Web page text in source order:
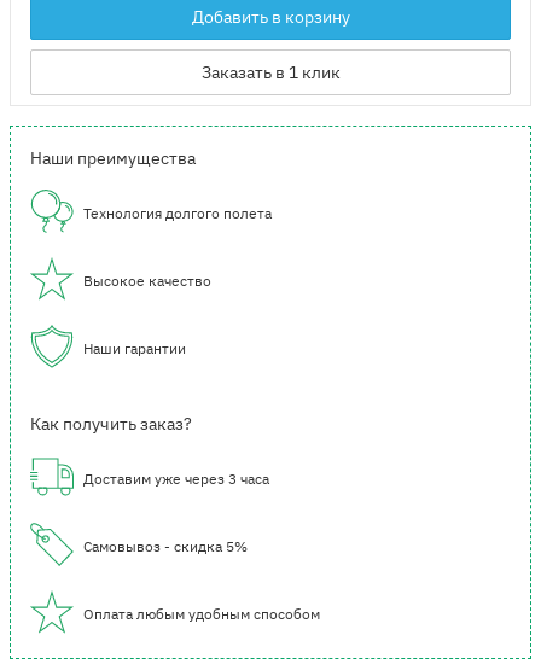
Добавить в корзину
Заказать в 1 клик
Наши преимущества
Технология долгого полета
Высокое качество
Наши гарантии
Как получить заказ?
Доставим уже через 3 часа
Самовывоз - скидка 5%
Оплата любым удобным способом